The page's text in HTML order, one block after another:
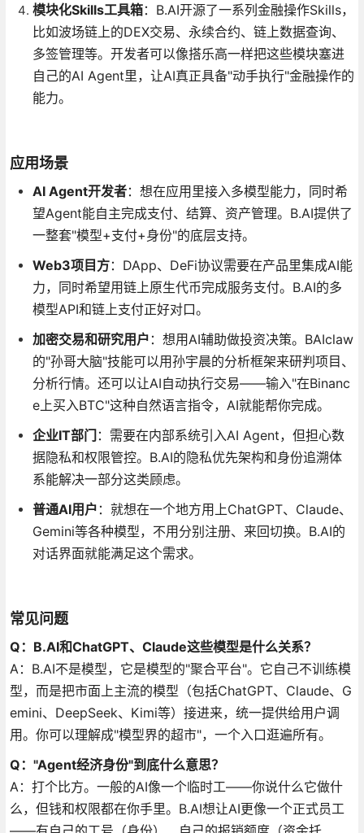
模块化Skills工具箱：B.AI开源了一系列金融操作Skills，
比如波场链上的DEX交易、永续合约、链上数据查询、
多签管理等。开发者可以像搭乐高一样把这些模块塞进
自己的AI Agent里，让AI真正具备"动手执行"金融操作的
能力。
应用场景
AI Agent开发者：想在应用里接入多模型能力，同时希
望Agent能自主完成支付、结算、资产管理。B.AI提供了
一整套"模型+支付+身份"的底层支持。
Web3项目方：DApp、DeFi协议需要在产品里集成AI能
力，同时希望用链上原生代币完成服务支付。B.AI的多
模型API和链上支付正好对口。
加密交易和研究用户 ：想用AI辅助做投资决策。BAIclaw
的"孙哥大脑"技能可以用孙宇晨的分析框架来研判项目、
分析行情。还可以让AI自动执行交易——输入"在Binanc
e上买入BTC"这种自然语言指令，AI就能帮你完成。
企业IT部门 ：需要在内部系统引入AI Agent，但担心数
据隐私和权限管控。B.AI的隐私优先架构和身份追溯体
系能解决一部分这类顾虑。
普通AI用户 ：就想在一个地方用上ChatGPT、Claude、
Gemini等各种模型，不用分别注册、来回切换。B.AI的
对话界面就能满足这个需求。
常见问题
Q：B.AI和ChatGPT、Claude这些模型是什么关系？
A：B.AI不是模型，它是模型的"聚合平台"。它自己不训练模
型，而是把市面上主流的模型（包括ChatGPT、Claude、G
emini、DeepSeek、Kimi等）接进来，统一提供给用户调
用。你可以理解成"模型界的超市"，一个入口逛遍所有。
Q："Agent经济身份"到底什么意思？
A：打个比方。一般的AI像一个临时工——你说什么它做什
么，但钱和权限都在你手里。B.AI想让AI更像一个正式员工